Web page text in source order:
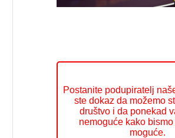
Postanite podupiratelj
ste dokaz da možemo
društvo i da ponekad
nemoguće kako
moguće.